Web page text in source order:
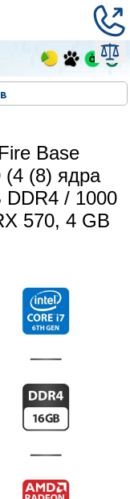
Base
(4 (8) ядра
/ 1000
570, 4 GB